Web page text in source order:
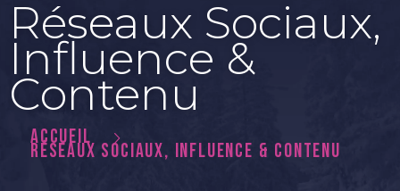
Réseaux Sociaux,
Influence &
Contenu
ACCUEIL
RÉSEAUX SOCIAUX, INFLUENCE & CONTENU